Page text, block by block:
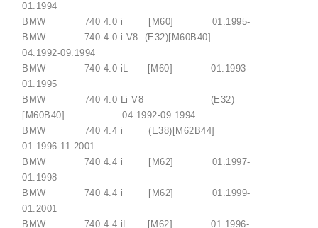
01.1994
BMW 740 4.0 i [M60] 01.1995-
BMW 740 4.0 i V8 (E32)[M60B40]
04.1992-09.1994
BMW 740 4.0 iL [M60] 01.1993-
01.1995
BMW 740 4.0 Li V8 (E32)
[M60B40] 04.1992-09.1994
BMW 740 4.4 i (E38)[M62B44]
01.1996-11.2001
BMW 740 4.4 i [M62] 01.1997-
01.1998
BMW 740 4.4 i [M62] 01.1999-
01.2001
BMW 740 4.4 iL [M62] 01.1996-